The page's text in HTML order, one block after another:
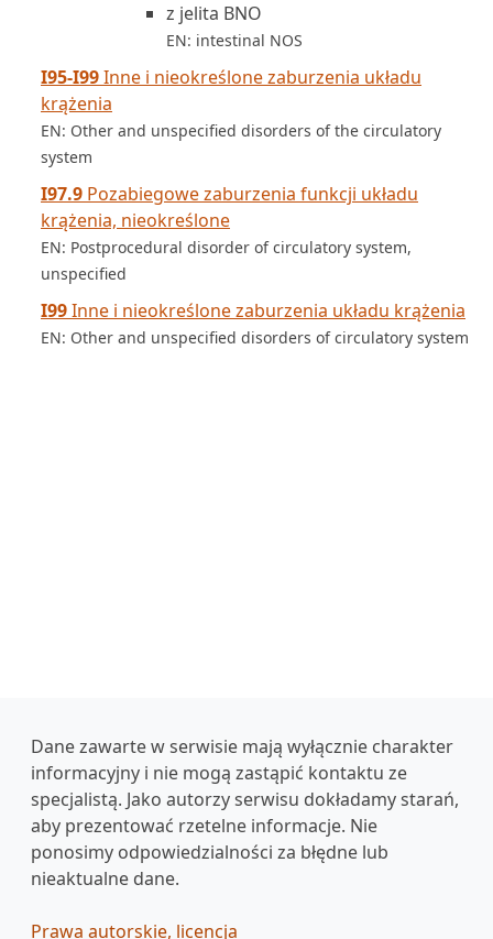
z jelita BNO
EN: intestinal NOS
I95-I99Inne i nieokreślone zaburzenia układu
krążenia
EN: Other and unspecified disorders of the circulatory
system
I97.9 Pozabiegowe zaburzenia funkcji układu
krążenia, nieokreślone
EN: Postprocedural disorder of circulatory system,
unspecified
I99Inne i nieokreślone zaburzenia układu krążenia
EN: Other and unspecified disorders of circulatory system
Dane zawarte w serwisie mają wyłącznie charakter
informacyjny i nie mogą zastąpić kontaktu ze
specjalistą. Jako autorzy serwisu dokładamy starań,
aby prezentować rzetelne informacje. Nie
ponosimy odpowiedzialności za błędne lub
nieaktualne dane.
Prawa autorskie, licencja